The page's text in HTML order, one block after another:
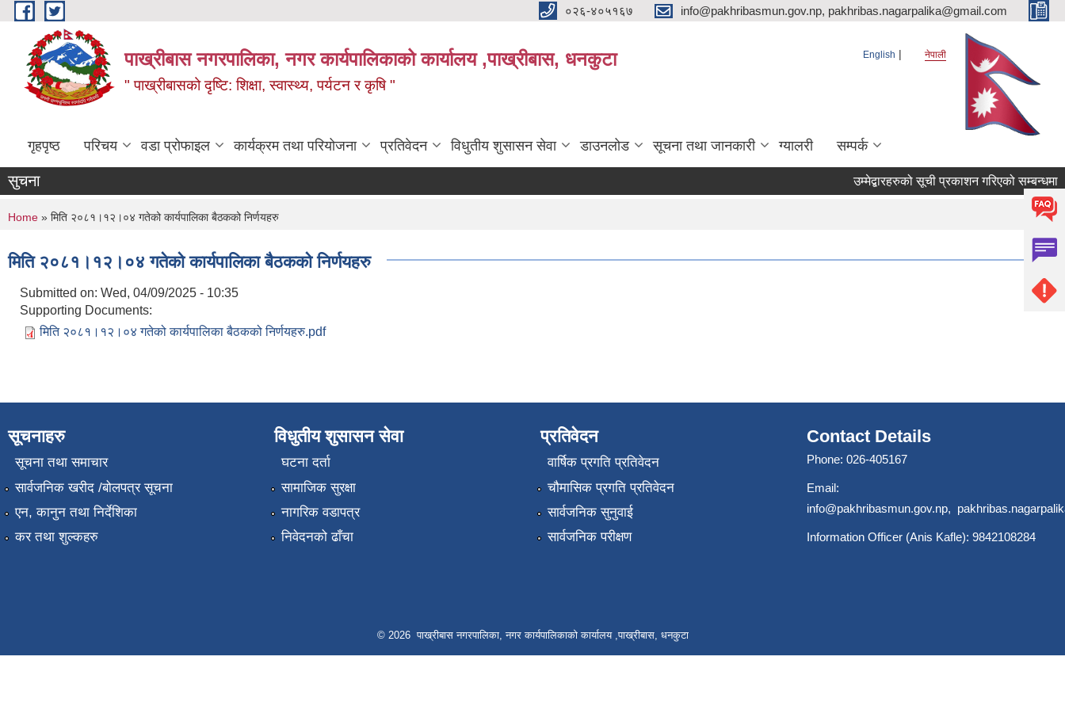
Skip to main content ०२६-४०५१६७ info@pakhribasmun.gov.np, pakhribas.nagarpalika@gmail.com
पाख्रीबास नगरपालिका, नगर कार्यपालिकाको कार्यालय ,पाख्रीबास, धनकुटा
" पाख्रीबासको दृष्टि: शिक्षा, स्वास्थ्य, पर्यटन र कृषि "
English नेपाली
गृहपृष्ठ परिचय वडा प्रोफाइल कार्यक्रम तथा परियोजना प्रतिवेदन विधुतीय शुसासन सेवा डाउनलोड सूचना तथा जानकारी ग्यालरी सम्पर्क
सुचना उम्मेद्बारहरुको सूची प्रकाशन गरिएको सम्बन्धमा ।
You are here
Home » मिति २०८१।१२।०४ गतेको कार्यपालिका बैठकको निर्णयहरु
मिति २०८१।१२।०४ गतेको कार्यपालिका बैठकको निर्णयहरु
Submitted on: Wed, 04/09/2025 - 10:35
Supporting Documents:
मिति २०८१।१२।०४ गतेको कार्यपालिका बैठकको निर्णयहरु.pdf
सूचनाहरु
सूचना तथा समाचार
सार्वजनिक खरीद /बोलपत्र सूचना
एन, कानुन तथा निर्देशिका
कर तथा शुल्कहरु
विधुतीय शुसासन सेवा
घटना दर्ता
सामाजिक सुरक्षा
नागरिक वडापत्र
निवेदनको ढाँचा
प्रतिवेदन
वार्षिक प्रगति प्रतिवेदन
चौमासिक प्रगति प्रतिवेदन
सार्वजनिक सुनुवाई
सार्वजनिक परीक्षण
Contact Details
Phone: 026-405167
Email:
info@pakhribasmun.gov.np,
Information Officer (Anis Kafle): 9842108284
© 2026 पाख्रीबास नगरपालिका, नगर कार्यपालिकाको कार्यालय ,पाख्रीबास, धनकुटा